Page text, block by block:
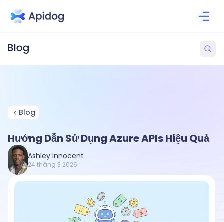
Blog
Hướng Dẫn Sử Dụng Azure APIs Hiệu Quả
Ashley Innocent
24 tháng 3 2026